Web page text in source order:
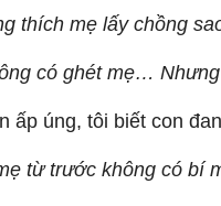
thích mẹ lấy chồng
có ghét mẹ…
ấp úng, tôi biết con
từ trước không có bí